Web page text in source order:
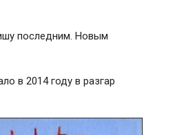
последним. Новым
в 2014 году в разгар